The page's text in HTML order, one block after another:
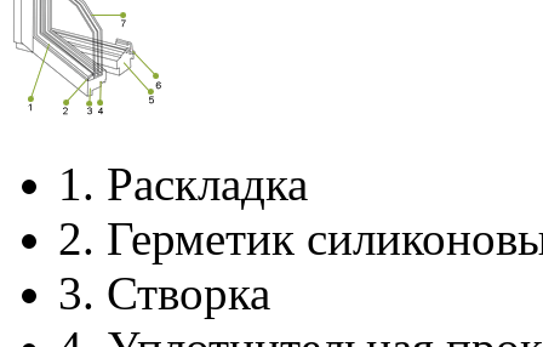
1. Раскладка
2. Герметик
3. Створка